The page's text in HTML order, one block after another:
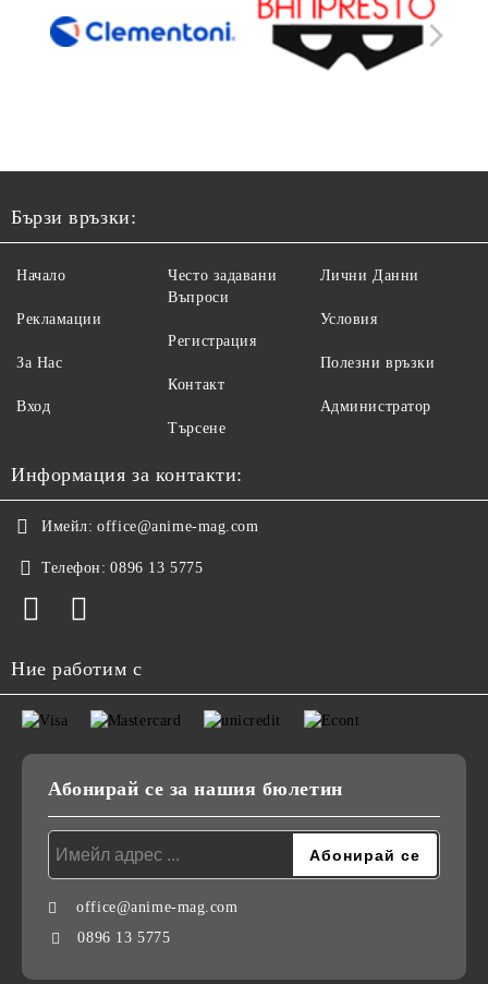
Бързи връзки:
Начало
Рекламации
За Нас
Вход
Често задавани
Въпроси
Регистрация
Контакт
Търсене
Лични Данни
Условия
Полезни връзки
Администратор
Информация за контакти:
Имейл: office@anime-mag.com
Телефон: 0896 13 5775
Ние работим с
Абонирай се за нашия бюлетин
office@anime-mag.com
0896 13 5775